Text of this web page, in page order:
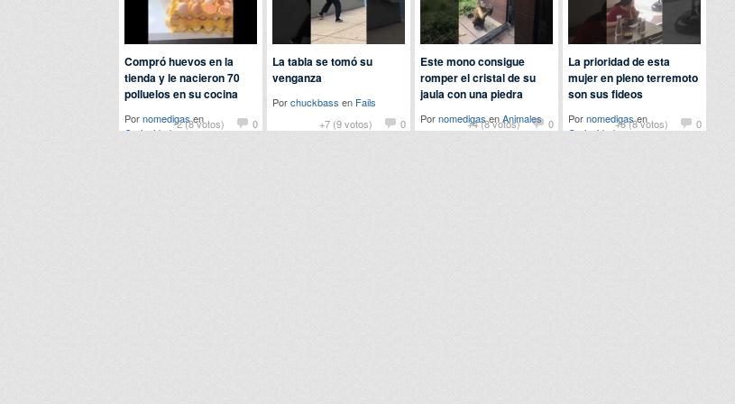
-2 (8 votos) 0
Compró huevos en la
tienda y le nacieron 70
polluelos en su cocina
Pornomedigasen
Curiosidades
+7 (9 votos) 0
La tabla se tomó su
venganza
Porchuckbass en Fails
+4 (8 votos)
0
Este mono consigue
romper el cristal de su
jaula con una piedra
PornomedigasenAnimales +8 (8 votos) 0
La prioridad de esta
mujer en pleno terremoto
son sus fideos
Pornomedigasen
Curiosidades